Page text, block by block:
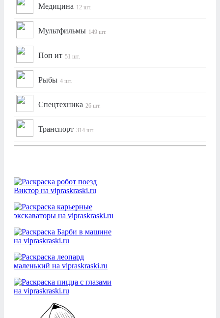
Медицина 12 шт.
Мультфильмы 149 шт.
Поп ит 51 шт.
Рыбы 4 шт.
Спецтехника 26 шт.
Транспорт 314 шт.